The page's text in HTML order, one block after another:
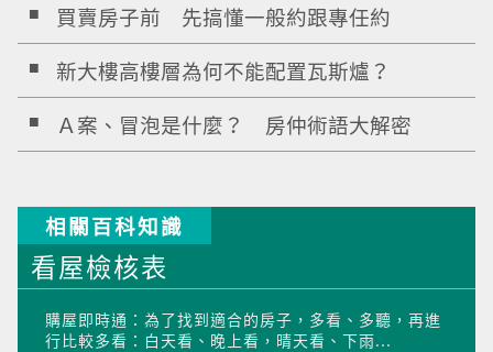
買賣房子前 先搞懂一般約跟專任約
新大樓高樓層為何不能配置瓦斯爐？
Ａ案、冒泡是什麼？ 房仲術語大解密
相關百科知識
看屋檢核表
購屋即時通：為了找到適合的房子，多看、多聽，再進
行比較多看：白天看、晚上看，晴天看、下雨...